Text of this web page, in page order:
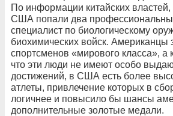
По информации китайских властей,
США попали два
специалист по биологическому
биохимических войск. Американцы
спортсменов «мирового класса», а
что эти люди не имеют особо
достижений, в США есть более
атлеты, привлечение которых в
логичнее и повысило бы шансы
дополнительные золотые медали.